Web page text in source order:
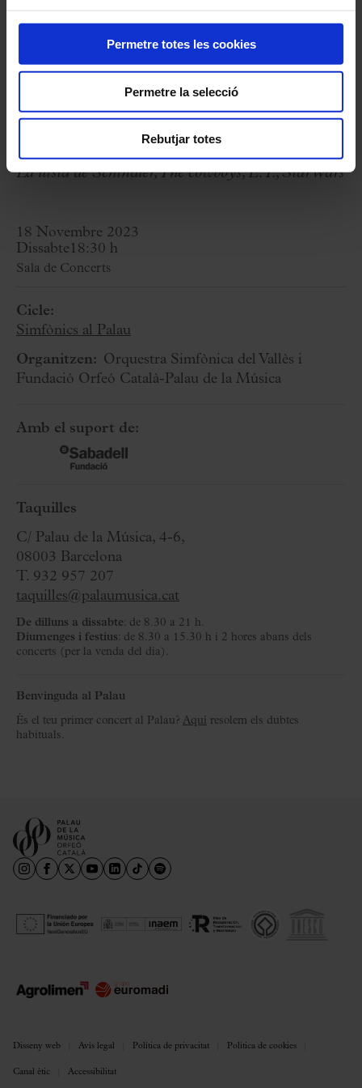
Permetre totes les cookies
Permetre la selecció
Rebutjar totes
Programa
J. WILLIAMS: Fanfara olímpica i tema, Lincoln,
Hook, Salvem el soldat Ryan, Tango, Superman,
La llista de Schindler, The cowboys, E.T., Star Wars
18 Novembre 2023
Dissabte18:30 h
Sala de Concerts
Cicle:
Simfònics al Palau
Organitzen: Orquestra Simfònica del Vallès i
Fundació Orfeó Català-Palau de la Música
Amb el suport de:
Taquilles
C/ Palau de la Música, 4-6,
08003 Barcelona
T. 932 957 207
taquilles@palaumusica.cat
De dilluns a dissabte: de 8.30 a 21 h.
Diumenges i festius: de 8.30 a 15.30 h i 2 hores abans dels
concerts (per la venda del dia).
Benvinguda al Palau
És el teu primer concert al Palau? Aquí resolem els dubtes
habituals.
Disseny web Avís legal Política de privacitat Política de cookies
Canal ètic Accessibilitat